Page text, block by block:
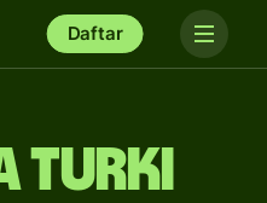
Daftar
Turki